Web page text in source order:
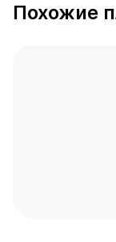
Похожие